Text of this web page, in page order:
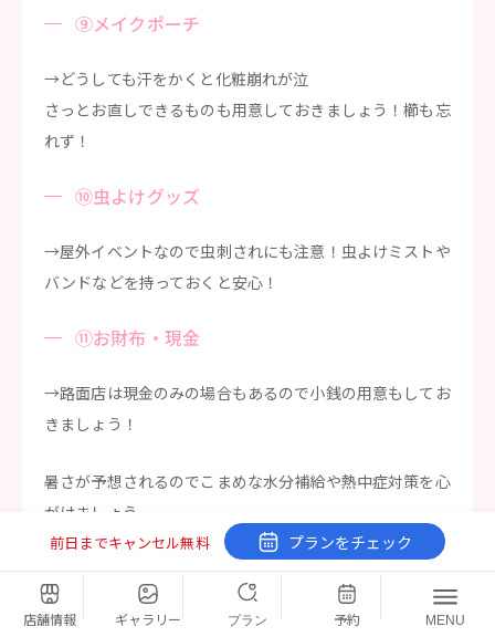
店舗情報 ギャラリー プラン 予約 MENU
⑨メイクポーチ
→どうしても汗をかくと化粧崩れが泣
さっとお直しできるものも用意しておきましょう！櫛も忘
れず！
⑩虫よけグッズ
→屋外イベントなので虫刺されにも注意！虫よけミストや
バンドなどを持っておくと安心！
⑪お財布・現金
→路面店は現金のみの場合もあるので小銭の用意もしてお
きましょう！
暑さが予想されるのでこまめな水分補給や熱中症対策を心
がけましょう。
手軽に可愛い！花火大会の浴衣レンタルは花
乃和服で決まり！
前日までキャンセル無料 プランをチェック